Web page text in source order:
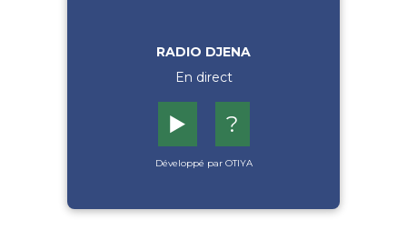
RADIO DJENA
En direct
▶️ ?
Développé par OTIYA